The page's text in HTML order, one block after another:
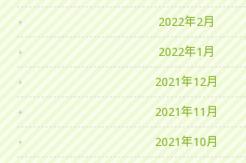
2022年2月
2022年1月
2021年12月
2021年11月
2021年10月